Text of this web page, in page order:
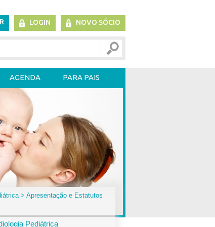
LOGIN NOVO SÓCIO
AGENDA PARA PAIS
> Apresentação e Estatutos
Pediátrica